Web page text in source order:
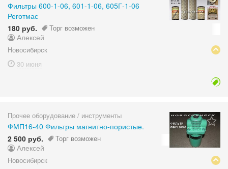
Фильтры 600-1-06, 601-1-06, 605Г-1-06
Реготмас
180 руб.
Торг возможен
Алексей
Новосибирск
30 июня
Прочее оборудование / инструменты
ФМП16-40 Фильтры магнитно-пористые.
2 500 руб.
Торг возможен
Алексей
Новосибирск